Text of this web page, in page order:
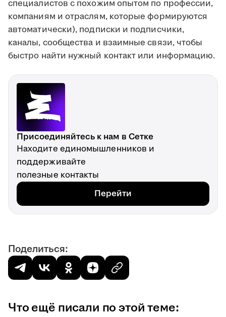
специалистов с похожим опытом по профессии,
компаниям и отраслям, которые формируются
автоматически), подписки и подписчики,
каналы, сообщества и взаимные связи, чтобы
быстро найти нужный контакт или информацию.
Присоединяйтесь к нам в Сетке
Находите единомышленников и
поддерживайте
полезные контакты
Перейти
Поделиться:
Что ещё писали по этой теме: